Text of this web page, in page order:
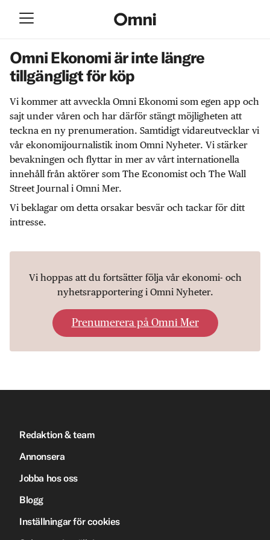
Omni Ekonomi är inte längre
tillgängligt för köp
Vi kommer att avveckla Omni Ekonomi som egen app och
sajt under våren och har därför stängt möjligheten att
teckna en ny prenumeration. Samtidigt vidareutvecklar vi
vår ekonomijournalistik inom Omni Nyheter. Vi stärker
bevakningen och flyttar in mer av vårt internationella
innehåll från aktörer som The Economist och The Wall
Street Journal i Omni Mer.
Vi beklagar om detta orsakar besvär och tackar för ditt
intresse.
Vi hoppas att du fortsätter följa vår ekonomi- och
nyhetsrapportering i Omni Nyheter.
Prenumerera på Omni Mer
Redaktion & team
Annonsera
Jobba hos oss
Blogg
Inställningar för cookies